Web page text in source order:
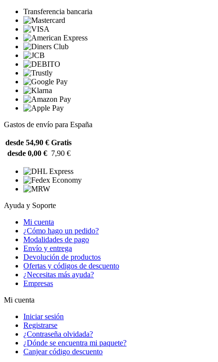
Transferencia bancaria
Gastos de envío para España
desde 54,90 € Gratis
desde 0,00 € 7,90 €
Ayuda y Soporte
Mi cuenta
¿Cómo hago un pedido?
Modalidades de pago
Envío y entrega
Devolución de productos
Ofertas y códigos de descuento
¿Necesitas más ayuda?
Empresas
Mi cuenta
Iniciar sesión
Registrarse
¿Contraseña olvidada?
¿Dónde se encuentra mi paquete?
Canjear código descuento